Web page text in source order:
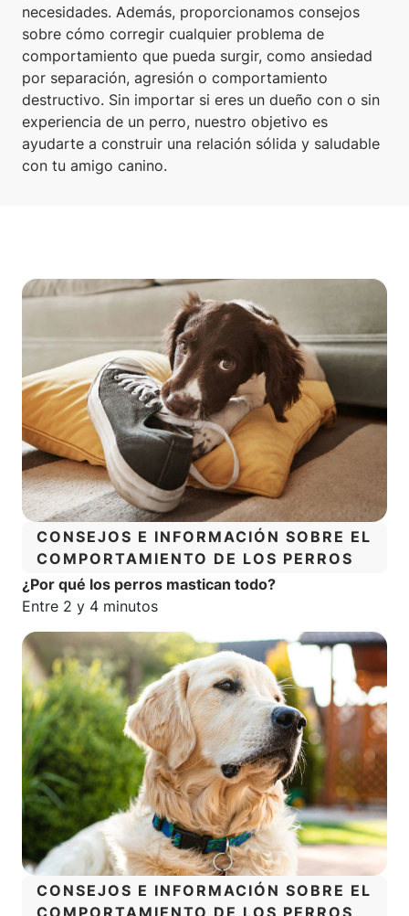
necesidades. Además, proporcionamos consejos
sobre cómo corregir cualquier problema de
comportamiento que pueda surgir, como ansiedad
por separación, agresión o comportamiento
destructivo. Sin importar si eres un dueño con o sin
experiencia de un perro, nuestro objetivo es
ayudarte a construir una relación sólida y saludable
con tu amigo canino.
CATEGORÍA:
CONSEJOS E INFORMACIÓN SOBRE EL
COMPORTAMIENTO DE LOS PERROS
¿Por qué los perros mastican todo?
Tiempo estimado de lectura:
Entre 2 y 4 minutos
CATEGORÍA:
CONSEJOS E INFORMACIÓN SOBRE EL
COMPORTAMIENTO DE LOS PERROS